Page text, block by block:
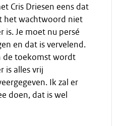
Cris Driesen eens dat
het wachtwoord niet
is. Je moet nu persé
en dat is vervelend.
de toekomst wordt
is alles vrij
Ik zal er
doen, dat is wel